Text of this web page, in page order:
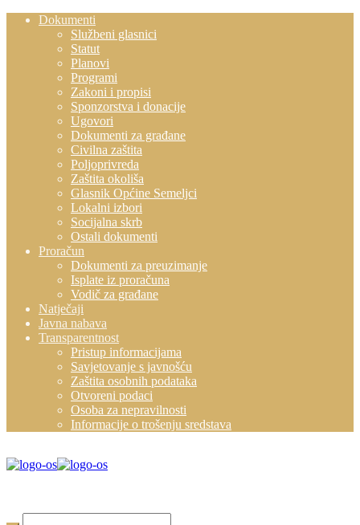
Dokumenti
Službeni glasnici
Statut
Planovi
Programi
Zakoni i propisi
Sponzorstva i donacije
Ugovori
Dokumenti za građane
Civilna zaštita
Poljoprivreda
Zaštita okoliša
Glasnik Općine Semeljci
Lokalni izbori
Socijalna skrb
Ostali dokumenti
Proračun
Dokumenti za preuzimanje
Isplate iz proračuna
Vodič za građane
Natječaji
Javna nabava
Transparentnost
Pristup informacijama
Savjetovanje s javnošću
Zaštita osobnih podataka
Otvoreni podaci
Osoba za nepravilnosti
Informacije o trošenju sredstava